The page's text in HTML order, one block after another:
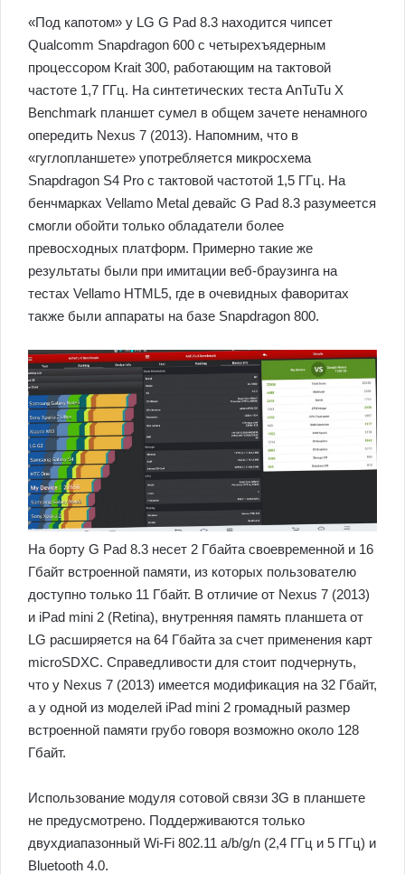
«Под капотом» у LG G Pad 8.3 находится чипсет
Qualcomm Snapdragon 600 с четырехъядерным
процессором Krait 300, работающим на тактовой
частоте 1,7 ГГц. На синтетических теста AnTuTu X
Benchmark планшет сумел в общем зачете ненамного
опередить Nexus 7 (2013). Напомним, что в
«гуглопланшете» употребляется микросхема
Snapdragon S4 Pro с тактовой частотой 1,5 ГГц. На
бенчмарках Vellamo Metal девайс G Pad 8.3 разумеется
смогли обойти только обладатели более
превосходных платформ. Примерно такие же
результаты были при имитации веб-браузинга на
тестах Vellamo HTML5, где в очевидных фаворитах
также были аппараты на базе Snapdragon 800.
На борту G Pad 8.3 несет 2 Гбайта своевременной и 16
Гбайт встроенной памяти, из которых пользователю
доступно только 11 Гбайт. В отличие от Nexus 7 (2013)
и iPad mini 2 (Retina), внутренняя память планшета от
LG расширяется на 64 Гбайта за счет применения карт
microSDXC. Справедливости для стоит подчернуть,
что у Nexus 7 (2013) имеется модификация на 32 Гбайт,
а у одной из моделей iPad mini 2 громадный размер
встроенной памяти грубо говоря возможно около 128
Гбайт.
Использование модуля сотовой связи 3G в планшете
не предусмотрено. Поддерживаются только
двухдиапазонный Wi-Fi 802.11 a/b/g/n (2,4 ГГц и 5 ГГц) и
Bluetooth 4.0.